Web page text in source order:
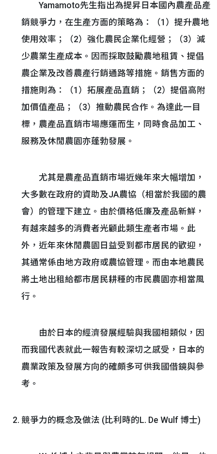
Yamamoto先生指出為提昇日本國內農產品產
銷競爭力，在生產方面的策略為：（1）提升農地
使用效率；（2）強化農民企業化經營；（3）減
少農業生產成本。因而採取鼓勵農地租賃、提倡
農企業及改善農產行銷通路等措施。銷售方面的
措施則為：（1）拓展產品直銷；（2）提倡高附
加價值產品；（3）推動農民合作。為達此一目
標，農產品直銷市場應運而生，同時食品加工、
服務及休閒農園亦蓬勃發展。
尤其是農產品直銷市場近幾年來大幅增加，
大多數在政府的資助及JA農協（相當於我國的農
會）的管理下建立。由於價格低廉及產品新鮮，
有越來越多的消費者光顧此類生產者市場。此
外，近年來休閒農園日益受到都市居民的歡迎，
其通常係由地方政府或農協管理。而由本地農民
將土地出租給都市居民耕種的市民農園亦相當風
行。
由於日本的經濟發展經驗與我國相類似，因
而我國代表就此一報告有較深切之感受，日本的
農業政策及發展方向的確頗多可供我國借鏡與參
考。
競爭力的概念及做法 (比利時的L. De Wulf 博士)